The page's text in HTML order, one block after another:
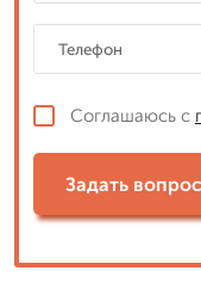
Соглашаюсь с
Задать вопрос